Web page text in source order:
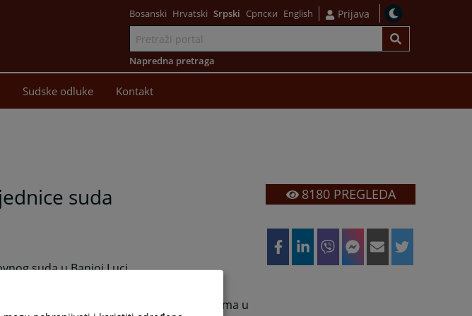
Bosanski Hrvatski Srpski Српски English Prijava
Napredna pretraga
Sudske odluke Kontakt
suda
suda u Banjoj Luci.
potrebne informacije o radu suda i
koje se primjenjuju u radu sa strankama u
8180PREGLEDA